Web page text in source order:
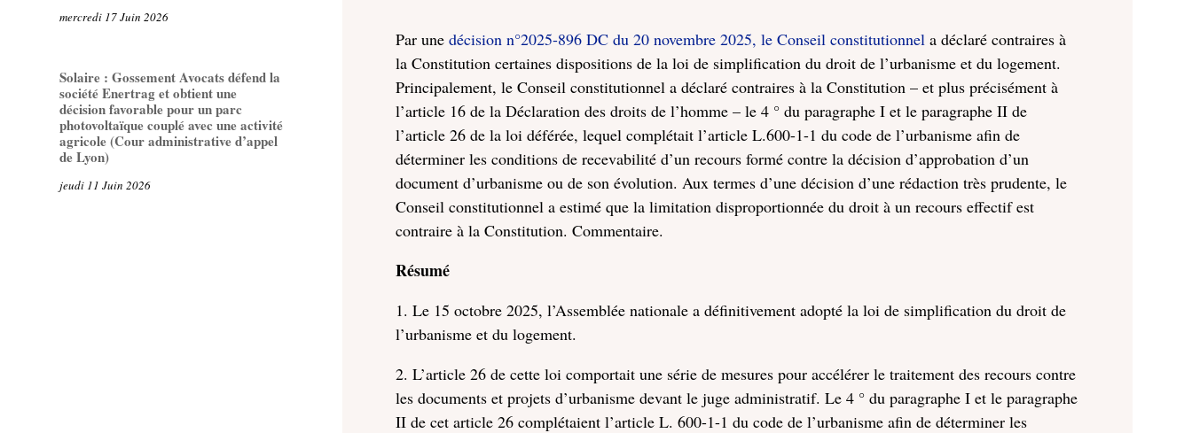
mercredi 17 Juin 2026
Solaire : Gossement Avocats défend la
société Enertrag et obtient une
décision favorable pour un parc
photovoltaïque couplé avec une activité
agricole (Cour administrative d’appel
de Lyon)
jeudi 11 Juin 2026
Par unedécision n°2025-896 DC du 20 novembre 2025, le Conseil constitutionnel a déclaré contraires à
la Constitution certaines dispositions de la loi de simplification du droit de l’urbanisme et du logement.
Principalement, le Conseil constitutionnel a déclaré contraires à la Constitution – et plus précisément à
l’article 16 de la Déclaration des droits de l’homme – le 4 ° du paragraphe I et le paragraphe II de
l’article 26 de la loi déférée, lequel complétait l’article L.600-1-1 du code de l’urbanisme afin de
déterminer les conditions de recevabilité d’un recours formé contre la décision d’approbation d’un
document d’urbanisme ou de son évolution. Aux termes d’une décision d’une rédaction très prudente, le
Conseil constitutionnel a estimé que la limitation disproportionnée du droit à un recours effectif est
contraire à la Constitution. Commentaire.
Résumé
1. Le 15 octobre 2025, l’Assemblée nationale a définitivement adopté la loi de simplification du droit de
l’urbanisme et du logement.
2. L’article 26 de cette loi comportait une série de mesures pour accélérer le traitement des recours contre
les documents et projets d’urbanisme devant le juge administratif. Le 4 ° du paragraphe I et le paragraphe
II de cet article 26 complétaient l’article L. 600-1-1 du code de l’urbanisme afin de déterminer les